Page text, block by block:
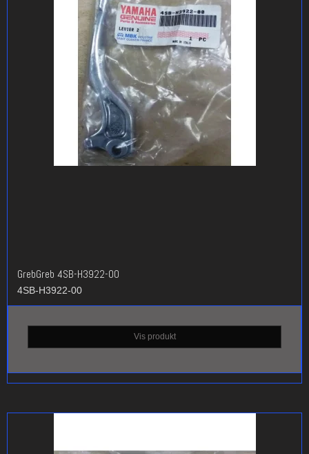
GrebGreb 4SB-H3922-00
4SB-H3922-00
Vis produkt